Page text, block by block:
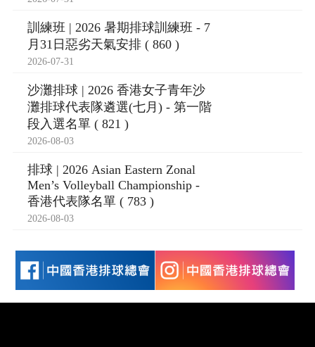
訓練班 | 2026 暑期排球訓練班 - 7
月31日惡劣天氣安排 ( 860 )
2026-07-31
沙灘排球 | 2026 香港女子青年沙
灘排球代表隊遴選(七月) - 第一階
段入選名單 ( 821 )
2026-08-03
排球 | 2026 Asian Eastern Zonal
Men’s Volleyball Championship -
香港代表隊名單 ( 783 )
2026-08-03